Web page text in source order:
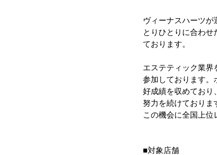
ヴィーナスハーツ
とりひとりに合わ
ております。
エステティック業界
参加しております。
好成績を収めており
努力を続けておりま
この機会に全国上位
■対象店舗